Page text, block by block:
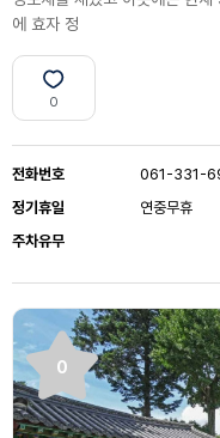
에 효자 정
0
전화번호
061-331-
정기휴일
연중무휴
주차유무
0